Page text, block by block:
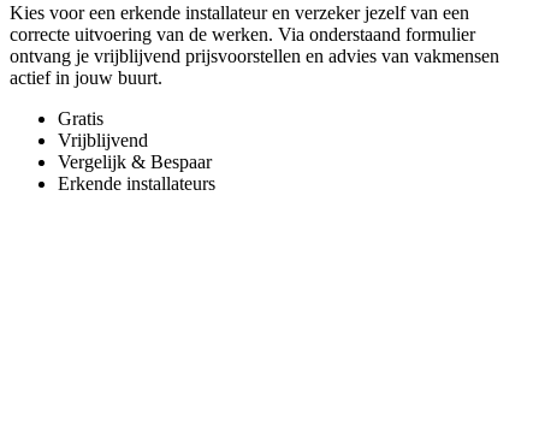
Kies voor een erkende installateur en verzeker jezelf van een
correcte uitvoering van de werken. Via onderstaand formulier
ontvang je vrijblijvend prijsvoorstellen en advies van vakmensen
actief in jouw buurt.
Gratis
Vrijblijvend
Vergelijk & Bespaar
Erkende installateurs